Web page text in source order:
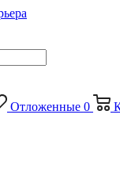
Отложенные 0